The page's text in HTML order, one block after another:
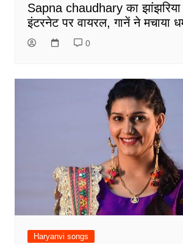
Sapna chaudhary का झांझरिया
इंटरनेट पर वायरल, गानें ने मचाया
0
Haryanvi songs